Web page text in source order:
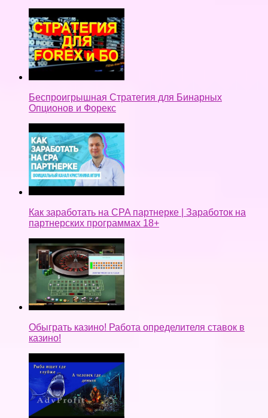
Беспроигрышная Стратегия для Бинарных
Опционов и Форекс
Как заработать на CPA партнерке | Заработок на
партнерских программах 18+
Обыграть казино! Работа определителя ставок в
казино!